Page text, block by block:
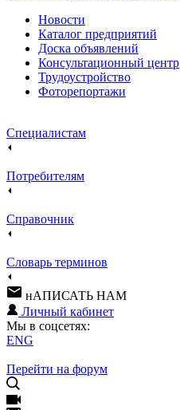
Новости
Каталог предприятий
Доска объявлений
Консультационный центр
Трудоустройство
Фоторепортажи
Специалистам
Потребителям
Справочник
Словарь терминов
нАПИСАТЬ НАМ
Личный кабинет
Мы в соцсетях:
ENG
Перейти на форум